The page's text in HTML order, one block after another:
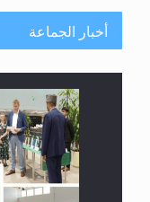
أخبار الجماعة